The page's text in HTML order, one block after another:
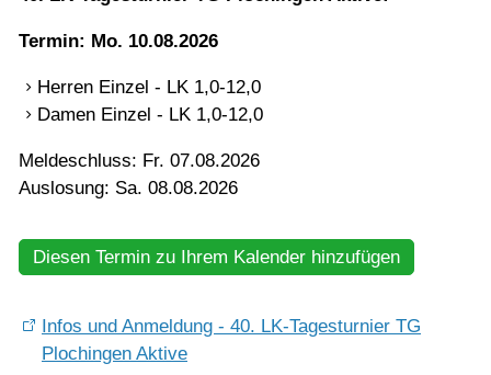
Mannschaften
Jugend
Termin: Mo. 10.08.2026
Herren Einzel - LK 1,0-12,0
Damen Einzel - LK 1,0-12,0
Meldeschluss: Fr. 07.08.2026
Auslosung: Sa. 08.08.2026
Diesen Termin zu Ihrem Kalender hinzufügen
Infos und Anmeldung - 40. LK-Tagesturnier TG
Plochingen Aktive